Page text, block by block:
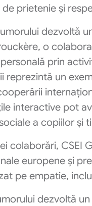
prietenie și
dezvoltă
o
prin
reprezintă un
interactive pot
a copiilor și
colaborări, CSEI
europene și
pe empatie,
dezvoltă